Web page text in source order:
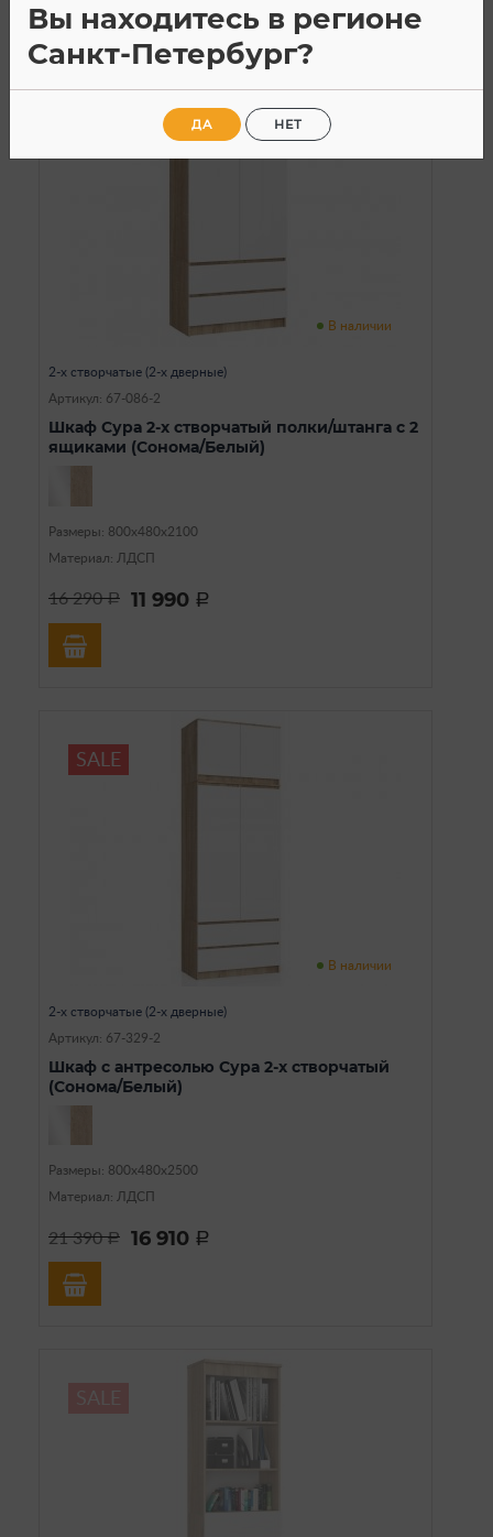
В наличии
2-х створчатые (2-х дверные)
Артикул: 67-086-2
Шкаф Сура 2-х створчатый полки/штанга с 2
ящиками (Сонома/Белый)
Размеры: 800х480х2100
Материал: ЛДСП
16 290a 11 990 a
SALE
В наличии
2-х створчатые (2-х дверные)
Артикул: 67-329-2
Шкаф с антресолью Сура 2-х створчатый
(Сонома/Белый)
Размеры: 800х480х2500
Материал: ЛДСП
21 390a 16 910 a
Вы находитесь в регионе
Санкт-Петербург?
ДА НЕТ